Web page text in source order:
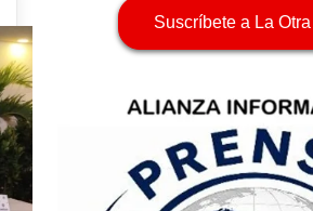
Suscríbete a La